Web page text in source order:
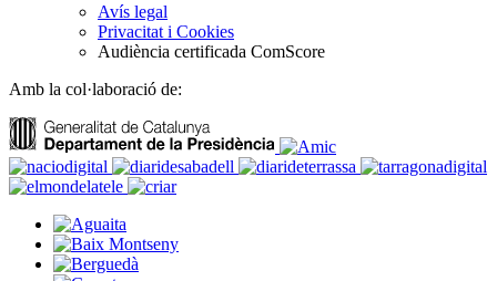
Avís legal
Privacitat i Cookies
Audiència certificada ComScore
Amb la col·laboració de: